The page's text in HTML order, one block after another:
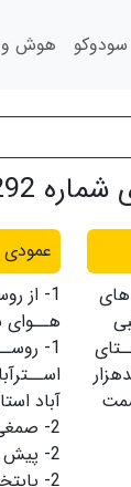
سودوکو هوش و
292
عمودی
1- از
هــواى
1-
آباد
2-
2- پیش
2-